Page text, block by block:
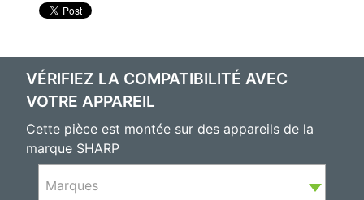
VÉRIFIEZ LA COMPATIBILITÉ AVEC
VOTRE APPAREIL
Cette pièce est montée sur des appareils de la
marque SHARP
Marques